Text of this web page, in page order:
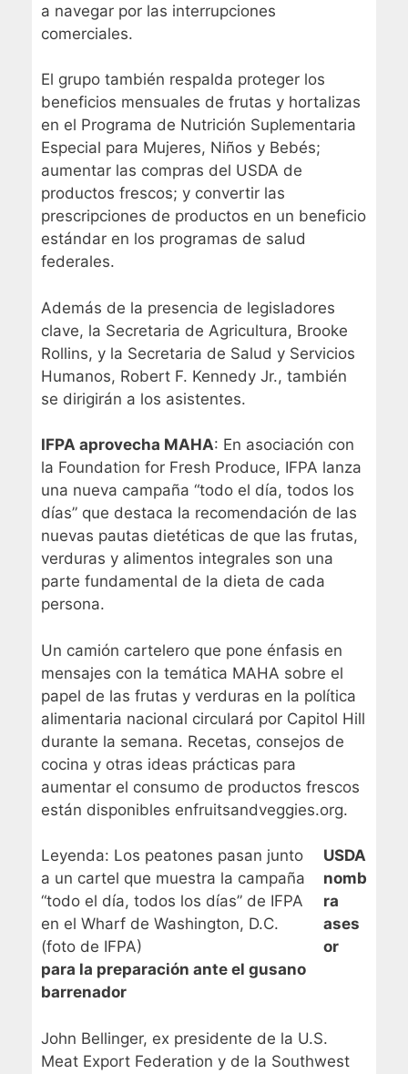
a navegar por las interrupciones
comerciales.
El grupo también respalda proteger los
beneficios mensuales de frutas y hortalizas
en el Programa de Nutrición Suplementaria
Especial para Mujeres, Niños y Bebés;
aumentar las compras del USDA de
productos frescos; y convertir las
prescripciones de productos en un beneficio
estándar en los programas de salud
federales.
Además de la presencia de legisladores
clave, la Secretaria de Agricultura, Brooke
Rollins, y la Secretaria de Salud y Servicios
Humanos, Robert F. Kennedy Jr., también
se dirigirán a los asistentes.
IFPA aprovecha MAHA: En asociación con
la Foundation for Fresh Produce, IFPA lanza
una nueva campaña “todo el día, todos los
días” que destaca la recomendación de las
nuevas pautas dietéticas de que las frutas,
verduras y alimentos integrales son una
parte fundamental de la dieta de cada
persona.
Un camión cartelero que pone énfasis en
mensajes con la temática MAHA sobre el
papel de las frutas y verduras en la política
alimentaria nacional circulará por Capitol Hill
durante la semana. Recetas, consejos de
cocina y otras ideas prácticas para
aumentar el consumo de productos frescos
están disponibles enfruitsandveggies.org.
Leyenda: Los peatones pasan junto
a un cartel que muestra la campaña
“todo el día, todos los días” de IFPA
en el Wharf de Washington, D.C.
(foto de IFPA)
USDA
nomb
ra
ases
or
para la preparación ante el gusano
barrenador
John Bellinger, ex presidente de la U.S.
Meat Export Federation y de la Southwest